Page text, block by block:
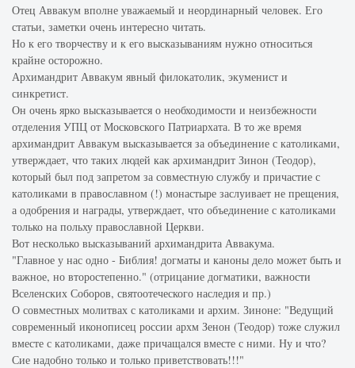
Отец Аввакум вполне уважаемый и неординарный человек. Его
статьи, заметки очень интересно читать.
Но к его творчеству и к его высказываниям нужно относиться
крайне осторожно.
Архимандрит Аввакум явный филокатолик, экуменист и
синкретист.
Он очень ярко высказывается о необходимости и неизбежности
отделения УПЦ от Московского Патриархата. В то же время
архимандрит Аввакум высказывается за объединение с католиками,
утверждает, что таких людей как архимандрит Зинон (Теодор),
который был под запретом за совместную службу и причастие с
католиками в православном (!) монастыре заслуивает не прещения,
а одобрения и награды, утверждает, что объединение с католиками
только на польху православной Церкви.
Вот несколько высказываний архимандрита Аввакума.
"Главное у нас одно - Библия! догматы и каноны дело может быть и
важное, но второстепенно." (отрицание догматики, важности
Вселенских Соборов, святоотеческого наследия и пр.)
О совместных молитвах с католиками и архим. Зиноне: "Ведущий
современный иконописец россии архм Зенон (Теодор) тоже служил
вместе с католиками, даже причащался вместе с ними. Ну и что?
Сие надобно только и только приветствовать!!!"